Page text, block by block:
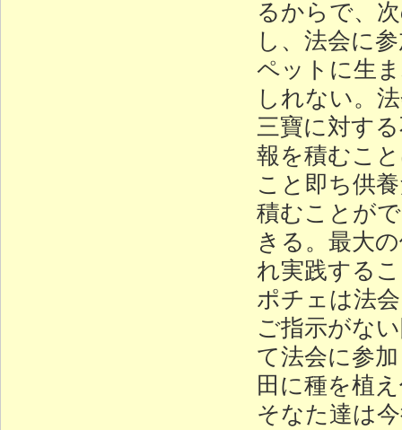
るからで、
し、法会に
ペットに生
しれない。
三寶に対す
報を積むこ
こと即ち供
積むことが
きる。最大
れ実践する
ポチェは法
ご指示がな
て法会に参
田に種を植
そなた達は